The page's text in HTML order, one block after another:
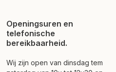
Openingsuren en
telefonische
bereikbaarheid.
Wij zijn open van dinsdag tem